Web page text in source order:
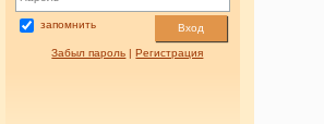
запомнить Вход
Забыл пароль |Регистрация